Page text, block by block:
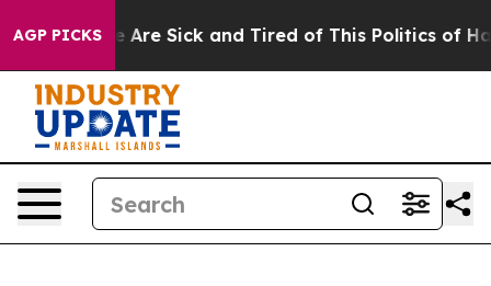
AGP PICKS
“People Are Sick and Tired of This Politics of